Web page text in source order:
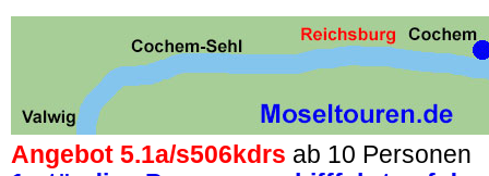
Angebot 5.1a/s506kdrs ab 10 Personen